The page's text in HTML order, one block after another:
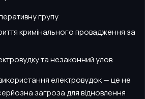
групу
кримінального провадження за
та незаконний улов
електровудок — це не
загроза для відновлення